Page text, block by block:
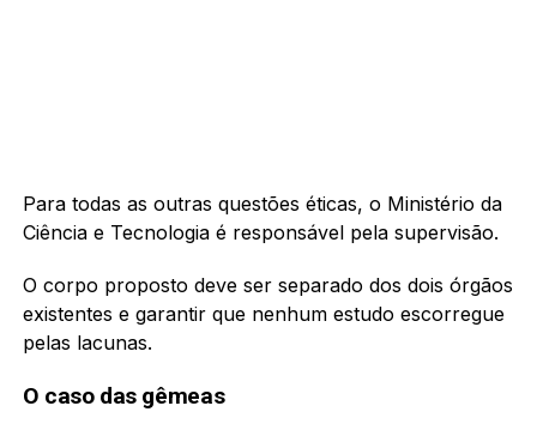
Para todas as outras questões éticas, o Ministério da
Ciência e Tecnologia é responsável pela supervisão.
O corpo proposto deve ser separado dos dois órgãos
existentes e garantir que nenhum estudo escorregue
pelas lacunas.
O caso das gêmeas